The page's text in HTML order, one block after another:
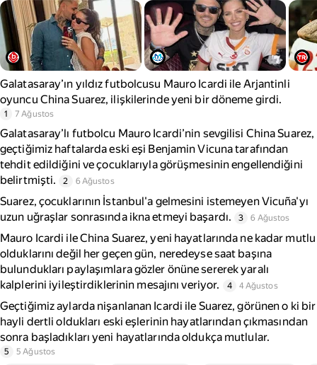
Galatasaray’ın yıldız futbolcusu Mauro Icardi ile Arjantinli
oyuncu China Suarez, ilişkilerinde yeni bir döneme girdi.
1 7 Ağustos
Galatasaray’lı futbolcu Mauro Icardi’nin sevgilisi China Suarez,
geçtiğimiz haftalarda eski eşi Benjamin Vicuna tarafından
tehdit edildiğini ve çocuklarıyla görüşmesinin engellendiğini
belirtmişti.
2 6 Ağustos
Suarez, çocuklarının İstanbul'a gelmesini istemeyen Vicuña'yı
uzun uğraşlar sonrasında ikna etmeyi başardı.
3 6 Ağustos
Mauro Icardi ile China Suarez, yeni hayatlarında ne kadar mutlu
olduklarını değil her geçen gün, neredeyse saat başına
bulundukları paylaşımlara gözler önüne sererek yaralı
kalplerini iyileştirdiklerinin mesajını veriyor.
4 4 Ağustos
Geçtiğimiz aylarda nişanlanan Icardi ile Suarez, görünen o ki bir
hayli dertli oldukları eski eşlerinin hayatlarından çıkmasından
sonra başladıkları yeni hayatlarında oldukça mutlular.
5 5 Ağustos